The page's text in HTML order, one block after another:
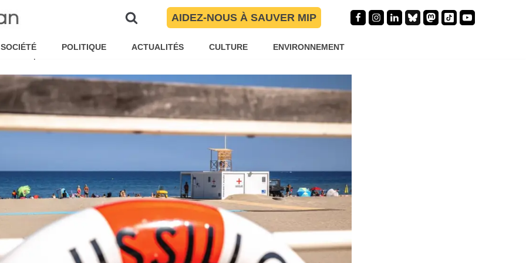
AIDEZ-NOUS À SAUVER MIP
SOCIÉTÉ POLITIQUE ACTUALITÉS CULTURE ENVIRONNEMENT
du 7 juin 2026 : Ils ont parlé de
des Pyrénées-Orientales